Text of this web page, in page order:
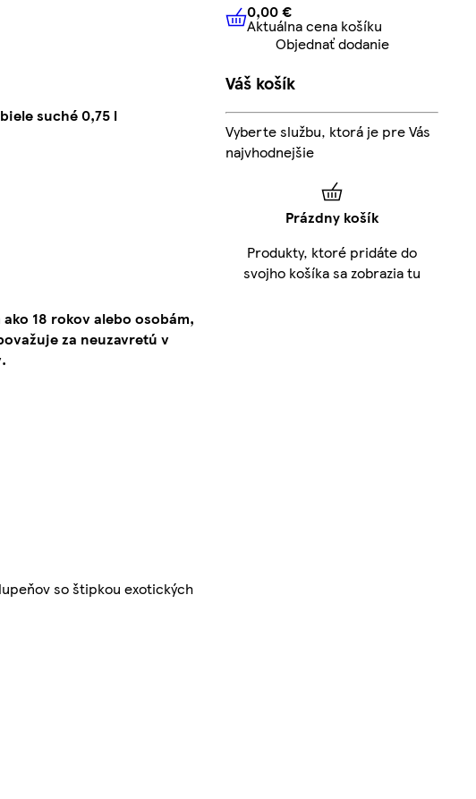
suché 0,75 l
18 rokov alebo osobám,
za neuzavretú v
so štipkou exotických
0,00 € Aktuálna cena košíku
0,00 €
Aktuálna cena košíku
Objednať dodanie
Váš košík
Vyberte službu, ktorá je pre Vás
najvhodnejšie
Prázdny košík
Produkty, ktoré pridáte do
svojho košíka sa zobrazia tu